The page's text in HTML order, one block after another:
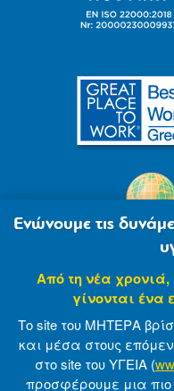
© 2007-2021 MITERA
Ενώνουμε τις
Από τη νέα
γίνονται ένα
Το site του ΜΗΤΕΡΑ
και μέσα στους
στο site του ΥΓΕΙΑ (
προσφέρουμε μια